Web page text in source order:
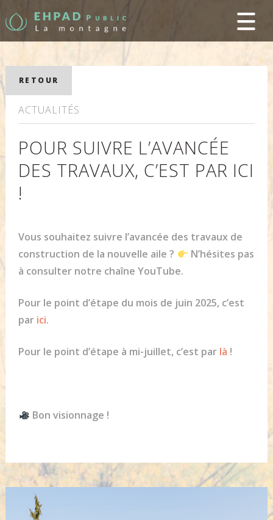
RETOUR
ACTUALITÉS
POUR SUIVRE L’AVANCÉE
DES TRAVAUX, C’EST PAR ICI
!
Vous souhaitez suivre l’avancée des travaux de
construction de la nouvelle aile ?
N’hésites pas
à consulter notre chaîne YouTube.
Pour le point d’étape du mois de juin 2025, c’est
par ici.
Pour le point d’étape à mi-juillet, c’est par là !
Bon visionnage !